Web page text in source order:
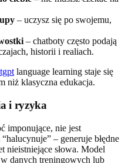
– uczysz się po swojemu,
– chatboty często podają
historii i realiach.
language learning staje się
niż klasyczna edukacja.
i ryzyka
imponujące, nie jest
“halucynuje” – generuje błędne
nieistniejące słowa. Model
danych treningowych lub